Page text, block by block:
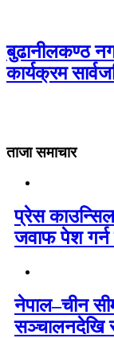
बुढानीलकण्ठ
कार्यक्रम
ताजा समाचार
प्रेस
जवाफ पेश गर्न
नेपाल–चीन
सञ्चालनदेखि